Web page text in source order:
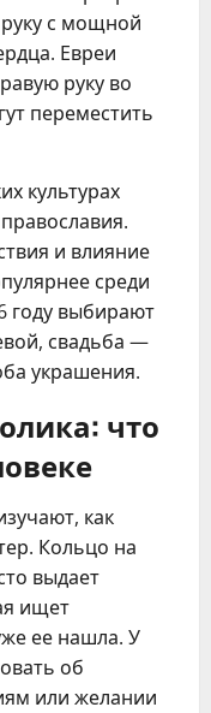
с мощной
Евреи
руку во
переместить
культурах
и влияние
среди
году выбирают
свадьба —
украшения.
что
как
Кольцо на
выдает
ищет
ее нашла. У
об
или желании